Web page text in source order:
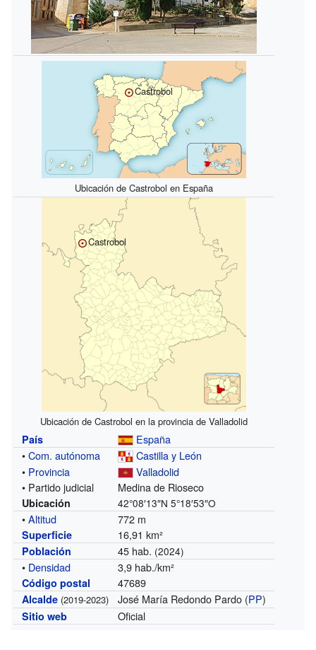
Castrobol
Ubicación de Castrobol en España
Castrobol
Ubicación de Castrobol en la provincia de Valladolid
País
España
•Com. autónoma
Castilla y León
• Provincia
Valladolid
• Partido judicial
Medina de Rioseco
Ubicación 42°08′13″N 5°18′53″O
•Altitud 772 m
Superficie 16,91 km²
Población 45 hab. (2024)
• Densidad 3,9 hab./km²
Código postal 47689
Alcalde (2019-2023) José María Redondo Pardo (PP)
Sitio web Oficial